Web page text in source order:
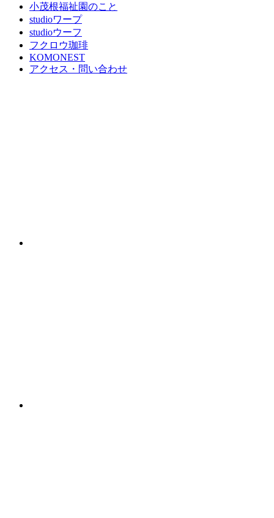
小茂根福祉園のこと
studioワープ
studioウーフ
フクロウ珈琲
KOMONEST
アクセス・問い合わせ